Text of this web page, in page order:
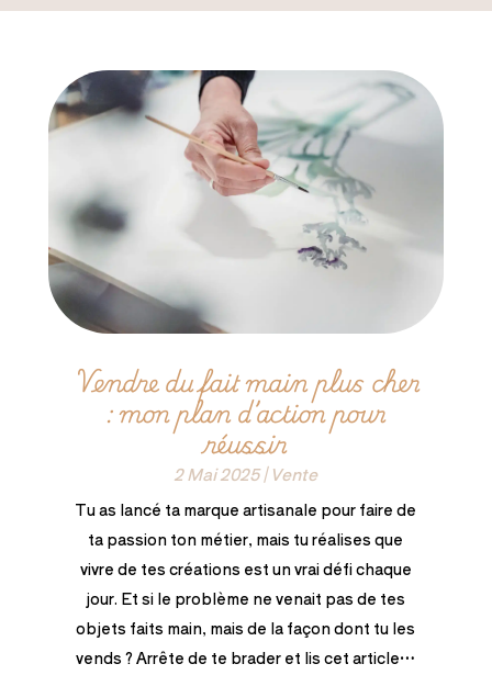
Vendre du fait main plus cher
: mon plan d’action pour
réussir
2 Mai 2025|Vente
Tu as lancé ta marque artisanale pour faire de
ta passion ton métier, mais tu réalises que
vivre de tes créations est un vrai défi chaque
jour. Et si le problème ne venait pas de tes
objets faits main, mais de la façon dont tu les
vends ? Arrête de te brader et lis cet article…